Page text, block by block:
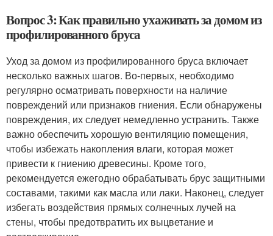
Вопрос 3: Как правильно ухаживать за домом из
профилированного бруса
Уход за домом из профилированного бруса включает
несколько важных шагов. Во-первых, необходимо
регулярно осматривать поверхности на наличие
повреждений или признаков гниения. Если обнаружены
повреждения, их следует немедленно устранить. Также
важно обеспечить хорошую вентиляцию помещения,
чтобы избежать накопления влаги, которая может
привести к гниению древесины. Кроме того,
рекомендуется ежегодно обрабатывать брус защитными
составами, такими как масла или лаки. Наконец, следует
избегать воздействия прямых солнечных лучей на
стены, чтобы предотвратить их выцветание и